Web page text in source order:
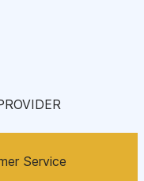
Service